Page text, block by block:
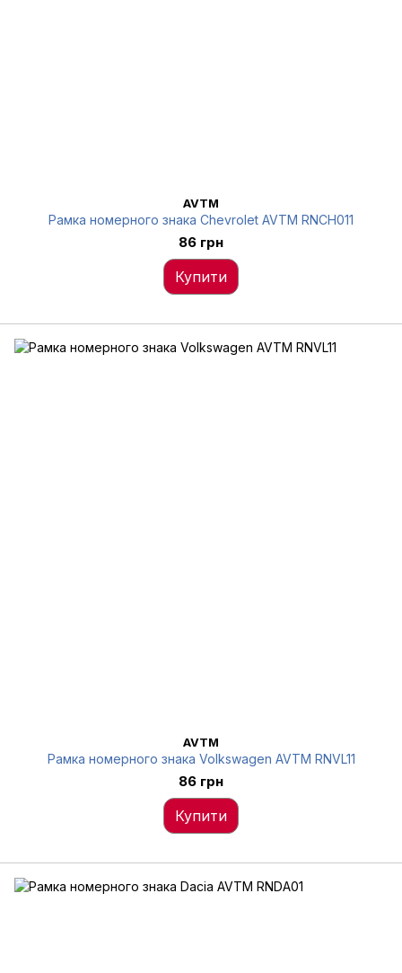
AVTM
Рамка номерного знака Chevrolet AVTM RNCH011
86 грн
Купити
AVTM
Рамка номерного знака Volkswagen AVTM RNVL11
86 грн
Купити